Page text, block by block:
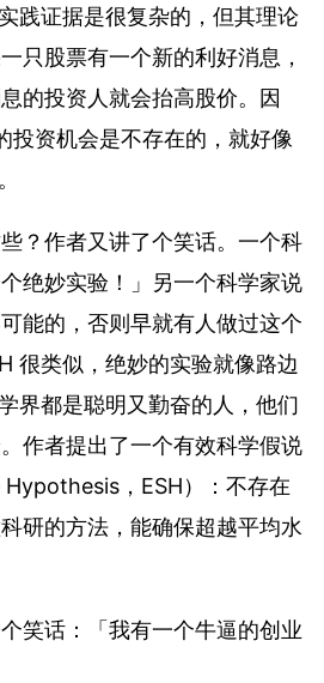
践证据是很复杂的，但其理论
只股票有一个新的利好消息，
的投资人就会抬高股价。因
投资机会是不存在的，就好像
？作者又讲了个笑话。一个科
绝妙实验！」另一个科学家说
能的，否则早就有人做过这个
很类似，绝妙的实验就像路边
界都是聪明又勤奋的人，他们
作者提出了一个有效科学假说
，ESH）：不存在
研的方法，能确保超越平均水
笑话：
「我有一个牛逼的创业